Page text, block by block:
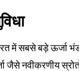
में सबसे बड़े ऊर्जा
जैसे नवीकरणीय